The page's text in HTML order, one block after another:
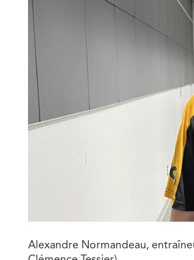
Alexandre Normandeau,